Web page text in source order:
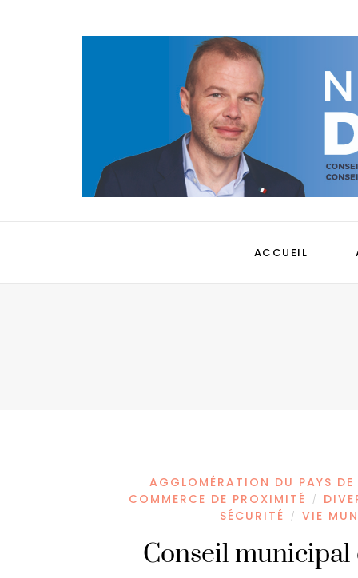
ACCUEIL
AGGLOMÉRATION DU PAYS DE
COMMERCE DE PROXIMITÉ
/
SÉCURITÉ
/ VIE
Conseil